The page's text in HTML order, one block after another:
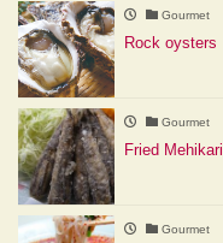
Gourmet
Rock oysters
Gourmet
Fried Mehikari
Gourmet